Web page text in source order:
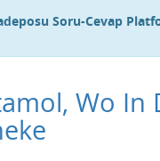
Soru-Cevap
Wo In